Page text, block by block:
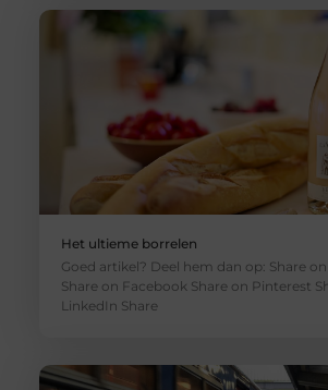
Het ultieme borrelen
Goed artikel? Deel hem dan op: Share
Share on Facebook Share on Pinterest
LinkedIn Share